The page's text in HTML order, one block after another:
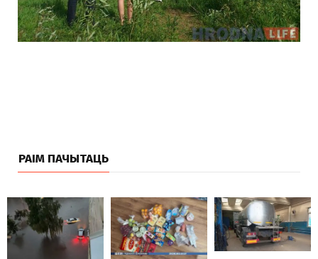
РАІМ ПАЧЫТАЦЬ